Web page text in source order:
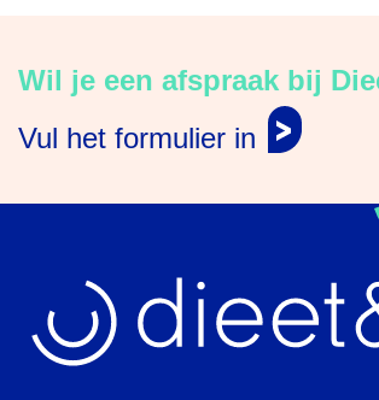
Wil je een afspraak bij
Vul het formulier in